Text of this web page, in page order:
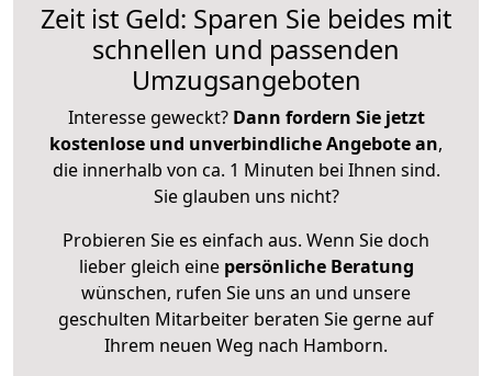
Zeit ist Geld: Sparen Sie beides mit
schnellen und passenden
Umzugsangeboten
Interesse geweckt? Dann fordern Sie jetzt
kostenlose und unverbindliche Angebote an,
die innerhalb von ca. 1 Minuten bei Ihnen sind.
Sie glauben uns nicht?
Probieren Sie es einfach aus. Wenn Sie doch
lieber gleich eine persönliche Beratung
wünschen, rufen Sie uns an und unsere
geschulten Mitarbeiter beraten Sie gerne auf
Ihrem neuen Weg nach Hamborn.